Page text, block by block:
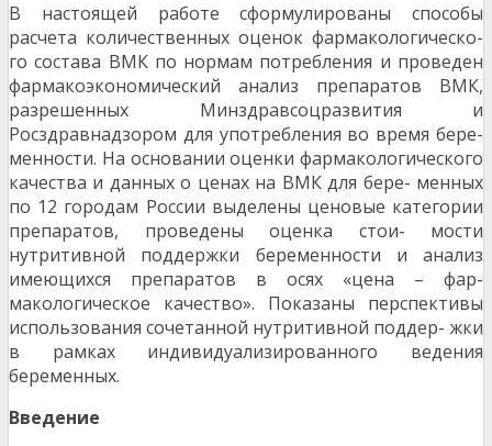
В настоящей работе сформулированы способы
расчета количественных оценок фармакологическо-
го состава ВМК по нормам потребления и проведен
фармакоэкономический анализ препаратов ВМК,
разрешенных Минздравсоцразвития и
Росздравнадзором для употребления во время бере-
менности. На основании оценки фармакологического
качества и данных о ценах на ВМК для бере- менных
по 12 городам России выделены ценовые категории
препаратов, проведены оценка стои- мости
нутритивной поддержки беременности и анализ
имеющихся препаратов в осях «цена – фар-
макологическое качество». Показаны перспективы
использования сочетанной нутритивной поддер- жки
в рамках индивидуализированного ведения
беременных.
Введение